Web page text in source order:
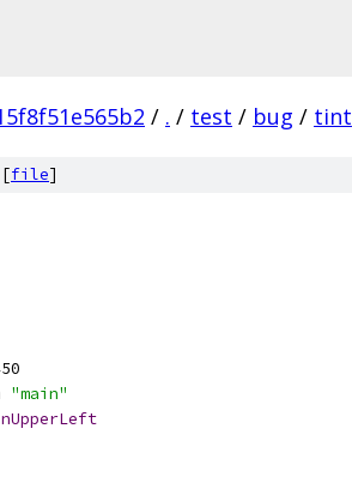
/ . / test / bug / tint
[file]
"main"